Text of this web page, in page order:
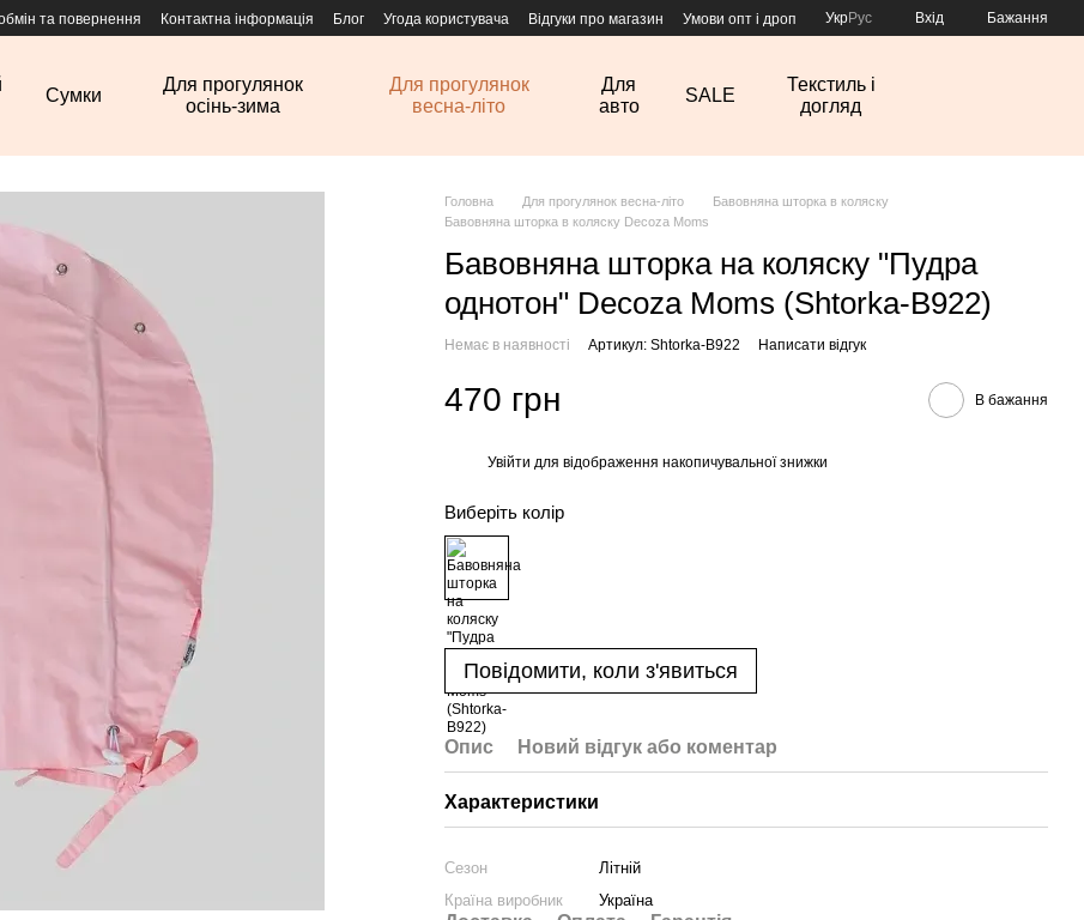
та повернення Контактна інформація Блог Угода користувача Відгуки про магазин Умови опт і дроп УкрРус Вхід Бажання
Сумки
Для прогулянок
осінь-зима
Для прогулянок
весна-літо
Для
авто
SALE
Текстиль і
догляд
Головна Для прогулянок весна-літо
Бавовняна шторка в коляску
Бавовняна шторка в коляску Decoza Moms
Бавовняна шторка на коляску "Пудра
однотон" Decoza Moms (Shtorka-В922)
Немає в наявності Артикул: Shtorka-В922 Написати відгук
470 грн В бажання
Увійти для відображення накопичувальної знижки
Виберіть колір
Повідомити, коли з'явиться
Опис Новий відгук або коментар
Характеристики
Сезон
Літній
Країна виробник
Україна